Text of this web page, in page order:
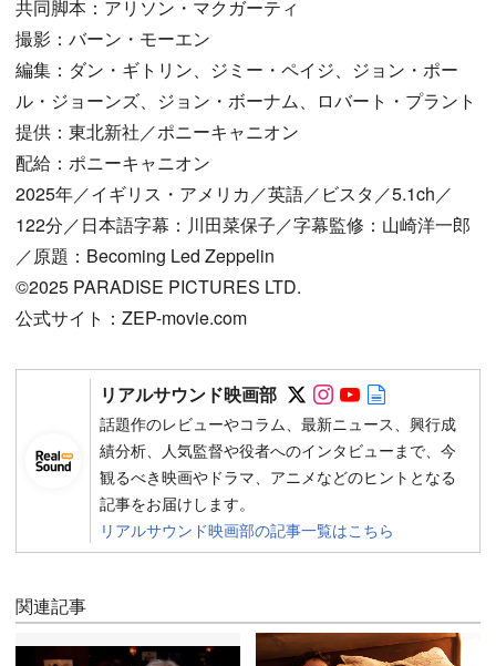
共同脚本：アリソン・マクガーティ
撮影：バーン・モーエン
編集：ダン・ギトリン、ジミー・ペイジ、ジョン・ポー
ル・ジョーンズ、ジョン・ボーナム、ロバート・プラント
提供：東北新社／ポニーキャニオン
配給：ポニーキャニオン
2025年／イギリス・アメリカ／英語／ビスタ／5.1ch／
122分／日本語字幕：川田菜保子／字幕監修：山崎洋一郎
／原題：Becoming Led Zeppelin
©2025 PARADISE PICTURES LTD.
公式サイト：ZEP-movie.com
リアルサウンド映画部 Follow on SNS
Follow on SNS
Follow on
話題作のレビューやコラム、最新ニュース、興行成
績分析、人気監督や役者へのインタビューまで、今
観るべき映画やドラマ、アニメなどのヒントとなる
記事をお届けします。
リアルサウンド映画部の記事一覧はこちら
関連記事